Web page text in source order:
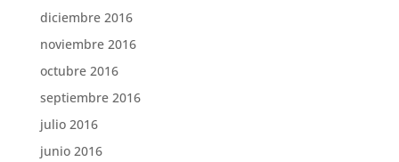
diciembre 2016
noviembre 2016
octubre 2016
septiembre 2016
julio 2016
junio 2016